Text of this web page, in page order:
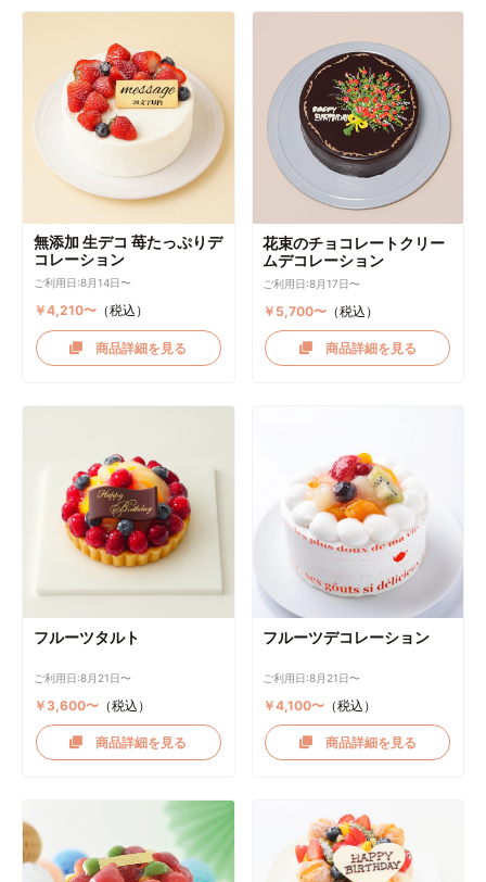
無添加 生デコ 苺たっぷりデ
コレーション
ご利用日:8月14日〜
￥4,210〜（税込）
商品詳細を見る
花束のチョコレートクリー
ムデコレーション
ご利用日:8月17日〜
￥5,700〜 （税込）
商品詳細を見る
フルーツタルト
ご利用日:8月21日〜
￥3,600〜（税込）
商品詳細を見る
フルーツデコレーション
ご利用日:8月21日〜
￥4,100〜 （税込）
商品詳細を見る